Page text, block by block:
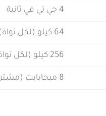
4 جي تي في ثانية
64 كيلو (لكل نواة)
256 كيلو (لكل نواة)
8 ميجابايت (مشتركة)